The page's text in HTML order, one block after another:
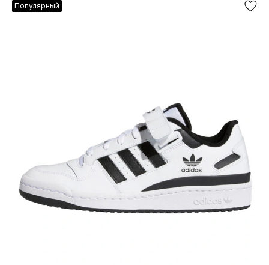
Популярный